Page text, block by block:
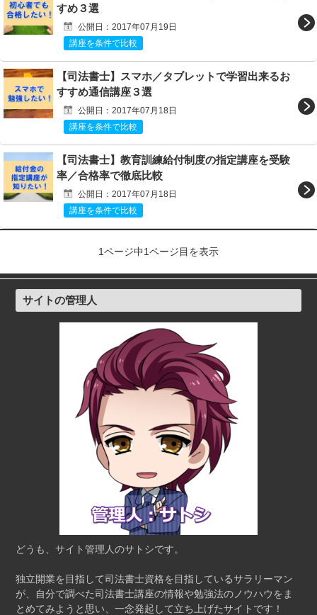
すめ３選
公開日：2017年07月19日
講座を条件で比較
【司法書士】スマホ／タブレットで学習出来るお
すすめ通信講座３選
公開日：2017年07月18日
講座を条件で比較
【司法書士】教育訓練給付制度の指定講座を受験
率／合格率で徹底比較
公開日：2017年07月18日
講座を条件で比較
1ページ中1ページ目を表示
サイトの管理人
どうも、サイト管理人のサトシです。
独立開業を目指して司法書士資格を目指しているサラリーマン
が、自分で調べた司法書士講座の情報や勉強法のノウハウをま
とめてみようと思い、一念発起して立ち上げたサイトです！